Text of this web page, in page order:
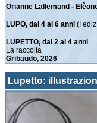
Orianne Lallemand -
LUPO, dai 4 ai 6 anni (I
LUPETTO, dai 2 ai 4 anni
La raccolta
Gribaudo, 2026
Lupetto: